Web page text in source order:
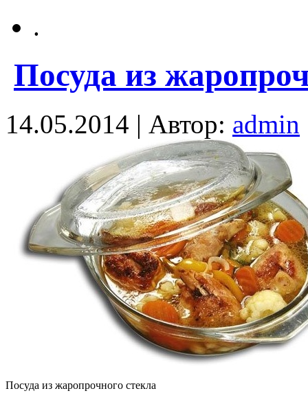
.
Посуда из
14.05.2014 | Автор: admin
Посуда из жаропрочного стекла